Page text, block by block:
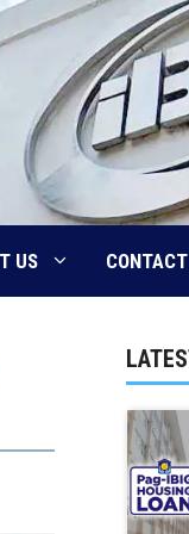
US CONTACT